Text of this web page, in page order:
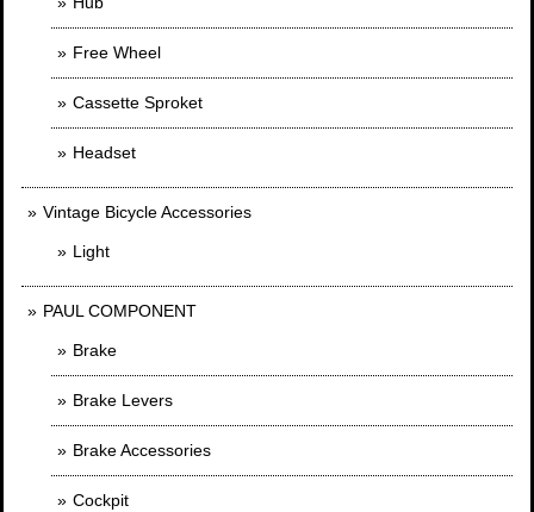
Free Wheel
Cassette Sproket
Headset
Vintage Bicycle Accessories
Light
PAUL COMPONENT
Brake
Brake Levers
Brake Accessories
Cockpit